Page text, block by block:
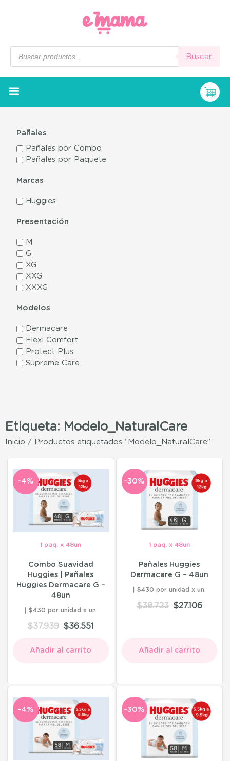
Buscar
Pañales
Pañales por Combo
Pañales por Paquete
Marcas
Huggies
Presentación
M
G
XG
XXG
XXXG
Modelos
Dermacare
Flexi Comfort
Protect Plus
Supreme Care
Etiqueta: Modelo_NaturalCare
Inicio / Productos etiquetados “Modelo_NaturalCare”
-4%
1 paq. x 48un
Combo Suavidad
Huggies | Pañales
Huggies Dermacare G –
48un
$430 por unidad
$37.939 $36.551
Añadir al carrito
-30%
1 paq. x 48un
Pañales Huggies
Dermacare G – 48un
$430 por unidad
$38.723 $27.106
Añadir al carrito
-4% -30%